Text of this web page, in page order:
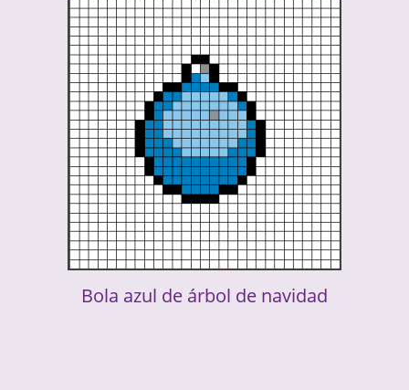
Bola azul de árbol de navidad